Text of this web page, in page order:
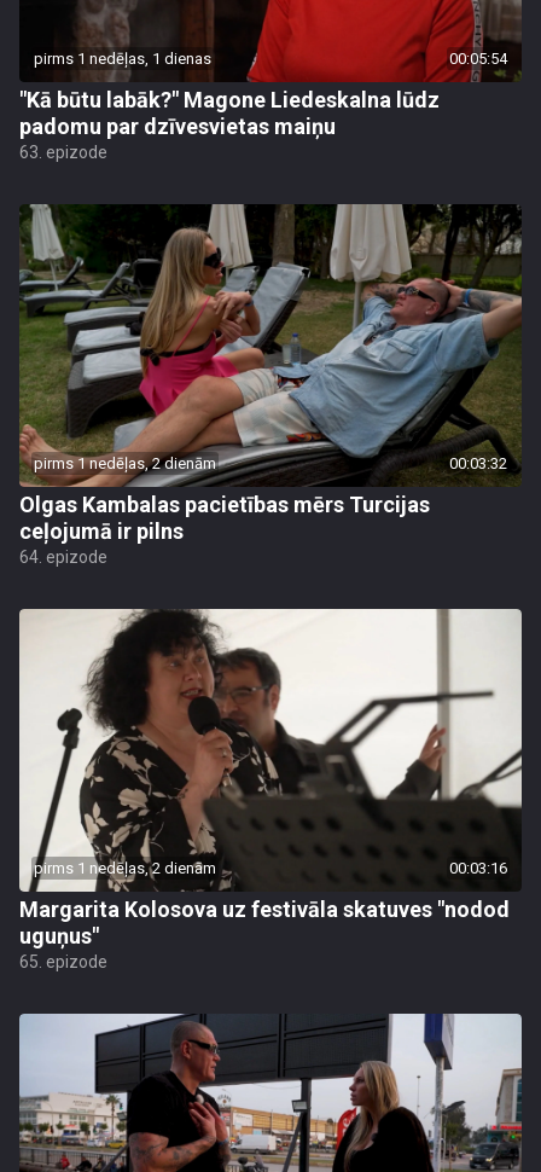
pirms 1 nedēļas, 1 dienas 00:05:54
"Kā būtu labāk?" Magone Liedeskalna lūdz
padomu par dzīvesvietas maiņu
63. epizode
pirms 1 nedēļas, 2 dienām 00:03:32
Olgas Kambalas pacietības mērs Turcijas
ceļojumā ir pilns
64. epizode
pirms 1 nedēļas, 2 dienām 00:03:16
Margarita Kolosova uz festivāla skatuves "nodod
uguņus"
65. epizode